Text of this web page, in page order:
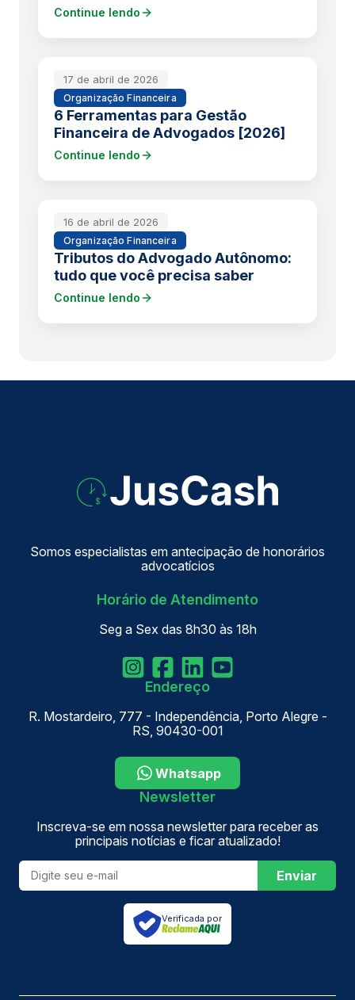
Continue lendo
17 de abril de 2026
Organização Financeira
6 Ferramentas para Gestão
Financeira de Advogados [2026]
Continue lendo
16 de abril de 2026
Organização Financeira
Tributos do Advogado Autônomo:
tudo que você precisa saber
Continue lendo
Somos especialistas em antecipação de honorários
advocatícios
Horário de Atendimento
Seg a Sex das 8h30 às 18h
Endereço
R. Mostardeiro, 777 - Independência, Porto Alegre -
RS, 90430-001
Whatsapp
Newsletter
Inscreva-se em nossa newsletter para receber as
principais notícias e ficar atualizado!
Enviar
Verificada por